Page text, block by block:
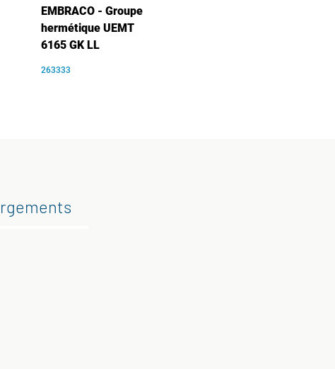
EMBRACO - Groupe
hermétique UEMT
6165 GK LL
263333